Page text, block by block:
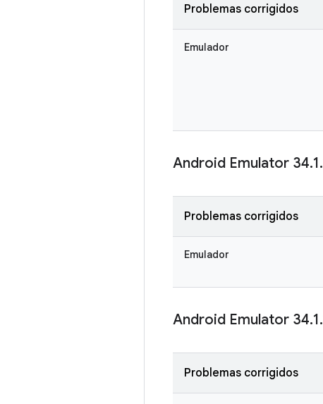
Problemas corrigidos
Emulador
Android Emulator 34.1.
Problemas corrigidos
Emulador
Android Emulator 34.1.
Problemas corrigidos